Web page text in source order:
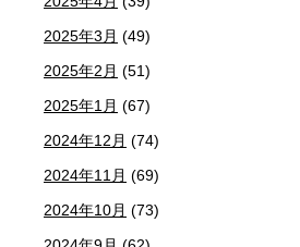
2025年3月 (49)
2025年2月 (51)
2025年1月 (67)
2024年12月 (74)
2024年11月 (69)
2024年10月 (73)